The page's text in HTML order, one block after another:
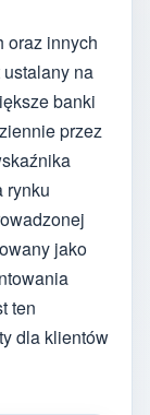
oraz innych
na
banki
przez
rynku
jako
ten
dla klientów